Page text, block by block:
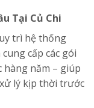
Tại Củ Chi
trì hệ thống
cấp các gói
hàng năm – giúp
lý kịp thời trước